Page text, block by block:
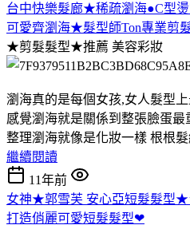
台中快樂髮廊★稀疏瀏海●C型
可愛齊瀏海★髮型師Ton專業剪
★剪髮髮型★推薦 美容彩妝
瀏海真的是每個女孩,女人髮型
感覺瀏海就是關係到整張臉蛋最
整理瀏海就像是化妝一樣 根根
繼續閱讀
11年前
女神★郭雪芙 安心亞短髮髮型
打造俏麗可愛短髮髮型❤